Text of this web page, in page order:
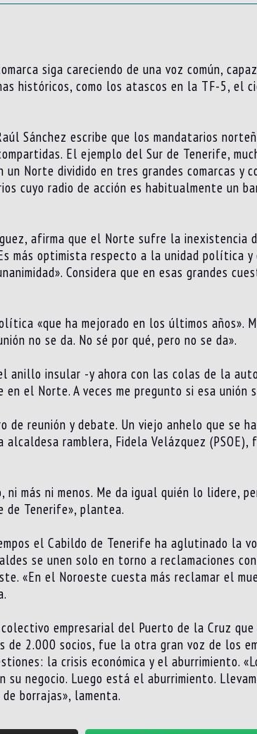
siga careciendo de una voz común,
históricos, como los atascos en la TF-5, el
Sánchez escribe que los mandatarios
El ejemplo del Sur de Tenerife,
Norte dividido en tres grandes comarcas y
cuyo radio de acción es habitualmente un
afirma que el Norte sufre la inexistencia
más optimista respecto a la unidad política
Considera que en esas grandes
«que ha mejorado en los últimos años».
no se da. No sé por qué, pero no se da».
anillo insular -y ahora con las colas de la
el Norte. A veces me pregunto si esa unión
reunión y debate. Un viejo anhelo que se
ramblera, Fidela Velázquez
más ni menos. Me da igual quién lo lidere,
de Tenerife», plantea.
el Cabildo de Tenerife ha aglutinado la
se unen solo en torno a reclamaciones
«En el Noroeste cuesta más reclamar el
empresarial del Puerto de la Cruz
de 2.000 socios, fue la otra gran voz de los
la crisis económica y el aburrimiento.
negocio. Luego está el aburrimiento.
borrajas», lamenta.